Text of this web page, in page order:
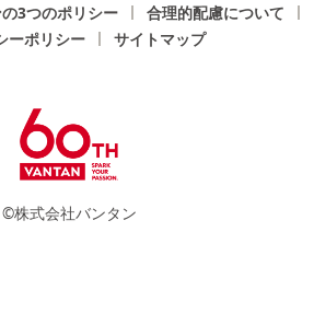
3つのポリシー
合理的配慮について
ーポリシー
サイトマップ
©株式会社バンタン